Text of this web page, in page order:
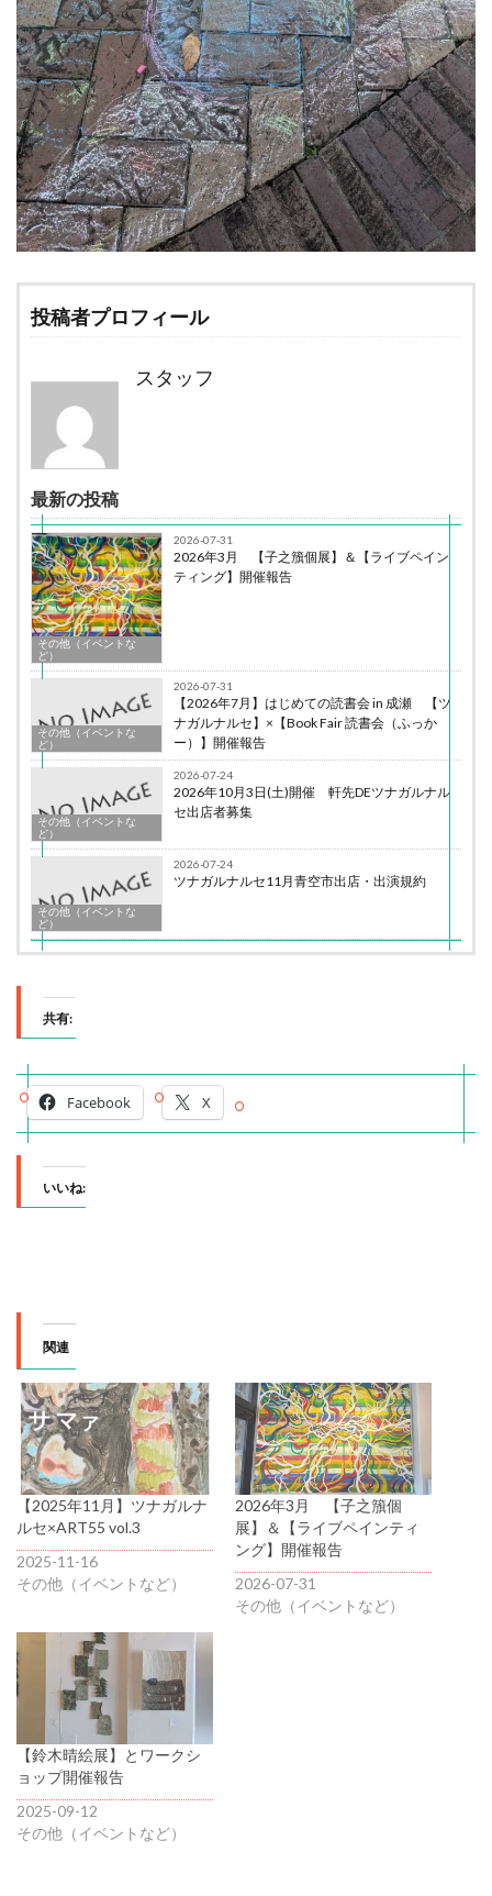
投稿者プロフィール
スタッフ
最新の投稿
その他（イベントな
ど）
2026-07-31
2026年3月 【子之籏個展】＆【ライブペイン
ティング】開催報告
その他（イベントな
ど）
2026-07-31
【2026年7月】はじめての読書会 in 成瀬 【ツ
ナガルナルセ】×【Book Fair 読書会（ふっか
ー）】開催報告
その他（イベントな
ど）
2026-07-24
2026年10月3日(土)開催 軒先DEツナガルナル
セ出店者募集
その他（イベントな
ど）
2026-07-24
ツナガルナルセ11月青空市出店・出演規約
共有:
Facebook X
いいね:
関連
【2025年11月】ツナガルナ
ルセ×ART55 vol.3
2025-11-16
その他（イベントなど）
2026年3月 【子之籏個
展】＆【ライブペインティ
ング】開催報告
2026-07-31
その他（イベントなど）
【鈴木晴絵展】とワークシ
ョップ開催報告
2025-09-12
その他（イベントなど）